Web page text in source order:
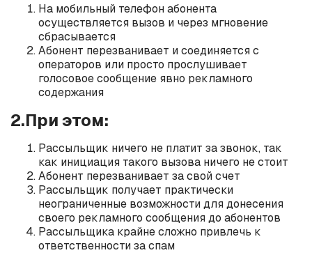
На мобильный телефон абонента
осуществляется вызов и через мгновение
сбрасывается
Абонент перезванивает и соединяется с
операторов или просто прослушивает
голосовое сообщение явно рекламного
содержания
2.При этом:
Рассыльщик ничего не платит за звонок, так
как инициация такого вызова ничего не стоит
Абонент перезванивает за свой счет
Рассыльщик получает практически
неограниченные возможности для донесения
своего рекламного сообщения до абонентов
Рассыльщика крайне сложно привлечь к
ответственности за спам